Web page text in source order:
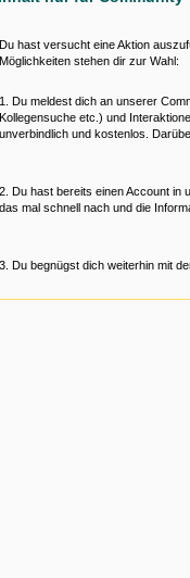
Du hast versucht eine Aktion
Möglichkeiten stehen dir zur Wahl:
1. Du meldest dich an unserer
Kollegensuche etc.) und
unverbindlich und kostenlos.
2. Du hast bereits einen Account in
das mal schnell nach und die
3. Du begnügst dich weiterhin mit